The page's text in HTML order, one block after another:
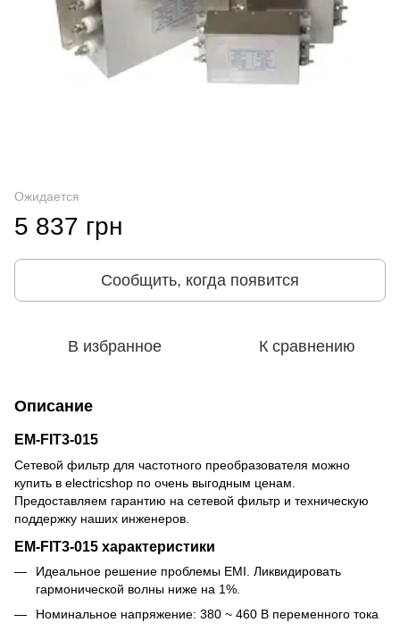
Ожидается
5 837 грн
Сообщить, когда появится
В избранное К сравнению
Описание
EM-FIT3-015
Сетевой фильтр для частотного преобразователя можно
купить в electricshop по очень выгодным ценам.
Предоставляем гарантию на сетевой фильтр и техническую
поддержку наших инженеров.
EM-FIT3-015 характеристики
Идеальное решение проблемы EMI. Ликвидировать
гармонической волны ниже на 1%.
Номинальное напряжение: 380 ~ 460 В переменного тока